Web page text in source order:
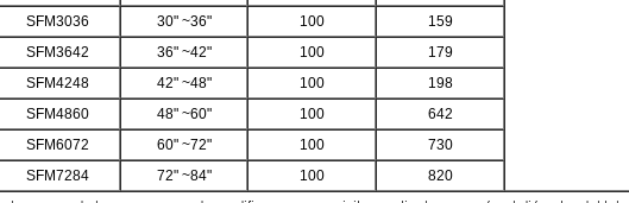
SFM3036
30" ~36" 100
159
SFM3642
36" ~42" 100
179
SFM4248
42" ~48" 100
198
SFM4860
48" ~60" 100
642
SFM6072
60" ~72" 100
730
SFM7284
72" ~84" 100 820